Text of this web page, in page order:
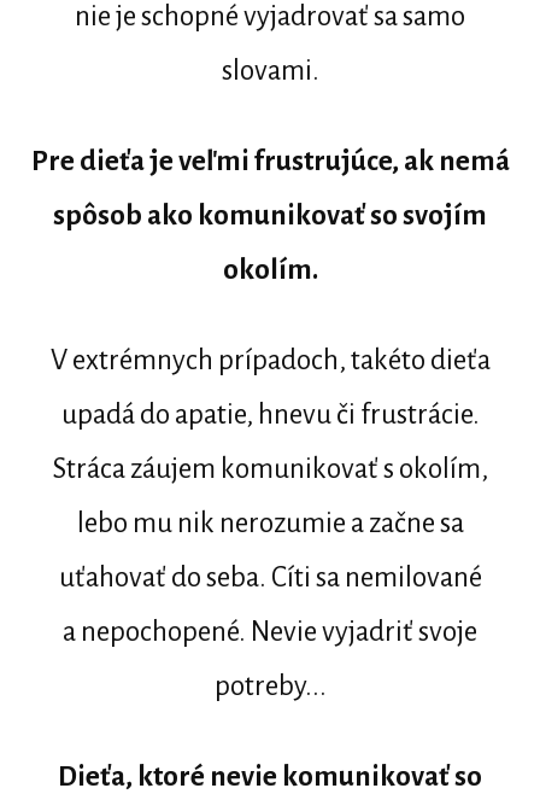
nie je schopné vyjadrovať sa samo
slovami.
Pre dieťa je veľmi frustrujúce, ak nemá
spôsob ako komunikovať so svojím
okolím.
V extrémnych prípadoch, takéto dieťa
upadá do apatie, hnevu či frustrácie.
Stráca záujem komunikovať s okolím,
lebo mu nik nerozumie a začne sa
uťahovať do seba. Cíti sa nemilované
a nepochopené. Nevie vyjadriť svoje
potreby...
Dieťa, ktoré nevie komunikovať so